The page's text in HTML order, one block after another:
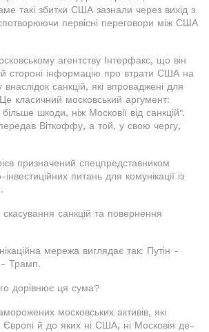
такі збитки США зазнали через вихід з
первісні переговори між США
агентству Інтерфакс, що він
стороні інформацію про втрати США на
санкцій, які впроваджені для
класичний московський аргумент:
шкоди, ніж Московії від санкцій".
Віткоффу, а той, у свою чергу,
призначений спецпредставником
питань для комунікації із
санкцій та повернення
мережа виглядає так: Путін -
- Трамп.
дорівнює ця сума?
московських активів, які
й до яких ні США, ні Московія де-